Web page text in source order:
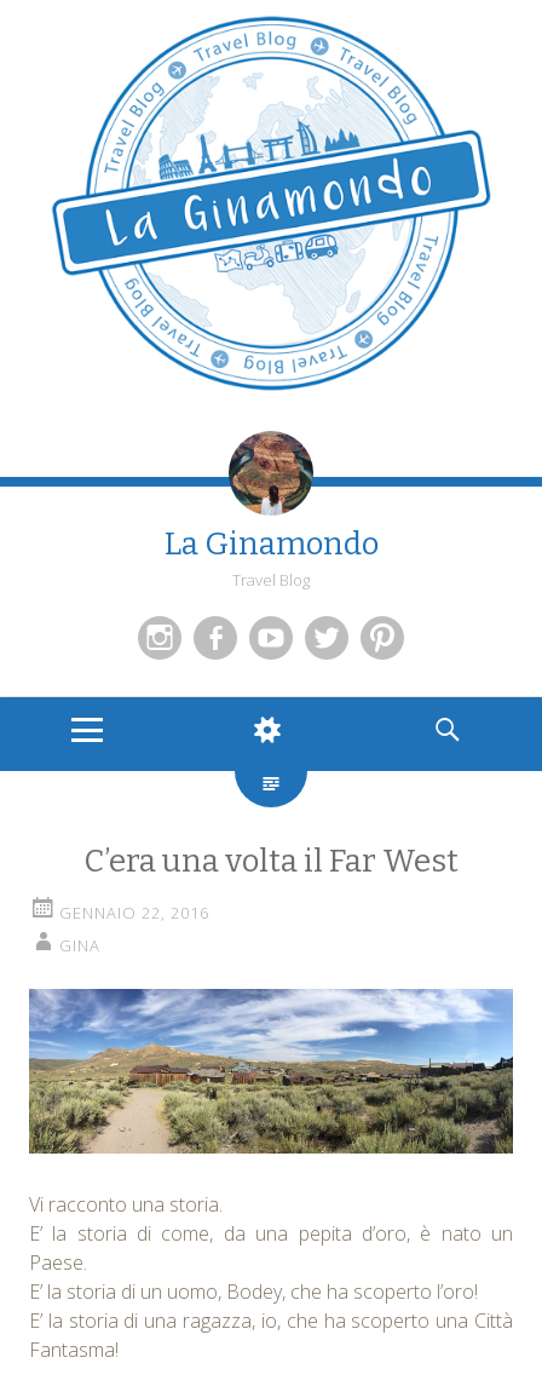
La Ginamondo
Travel Blog
MENU
WIDGETS
SEARCH
C’era una volta il Far West
GENNAIO 22, 2016
GINA
Vi racconto una storia.
E’ la storia di come, da una pepita d’oro, è nato un
Paese.
E’ la storia di un uomo, Bodey, che ha scoperto l’oro!
E’ la storia di una ragazza, io, che ha scoperto una Città
Fantasma!